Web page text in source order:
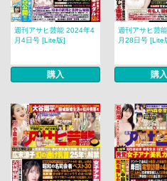
週刊アサヒ芸能 2024年4
月4日号 [Lite版]
購入
週刊アサヒ芸
月28日号 [Lite
購入